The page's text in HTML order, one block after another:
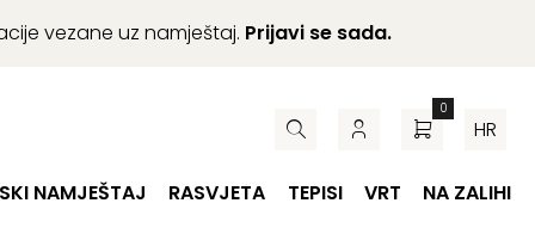
vezane uz namještaj. Prijavi se sada.
0
HR
NAMJEŠTAJ RASVJETA TEPISI VRT NA ZALIHI